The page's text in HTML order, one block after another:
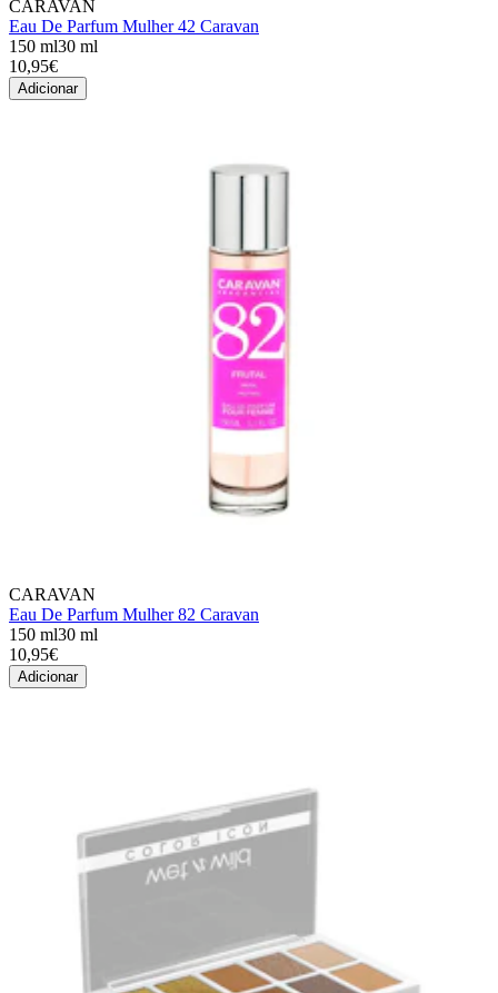
CARAVAN
Eau De Parfum Mulher 42 Caravan
150 ml30 ml
10,95€
Adicionar
CARAVAN
Eau De Parfum Mulher 82 Caravan
150 ml30 ml
10,95€
Adicionar